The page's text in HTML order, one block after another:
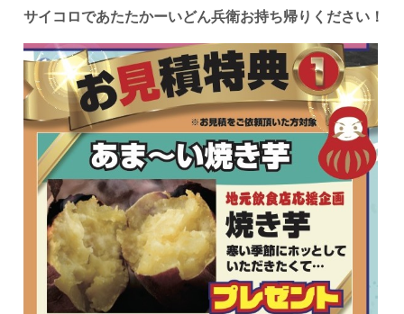
サイコロであたたかーいどん兵衛お持ち帰りください！